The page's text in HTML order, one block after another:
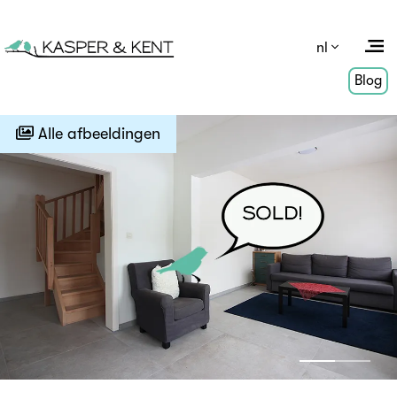
Blog
nl
Alle afbeeldingen